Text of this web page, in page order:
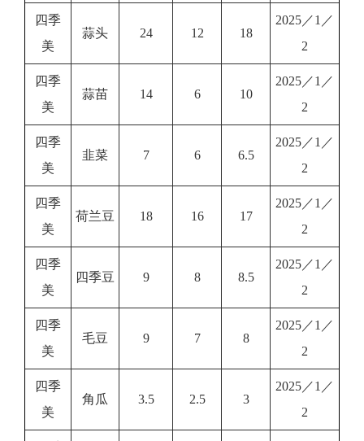
四季
美
蒜头 24 12 18
2025／1／
2
四季
美
蒜苗 14 6 10
2025／1／
2
四季
美
韭菜 7 6 6.5
2025／1／
2
四季
美
荷兰豆 18 16 17
2025／1／
2
四季
美
四季豆 9 8 8.5
2025／1／
2
四季
美
毛豆 9 7 8
2025／1／
2
四季
美
角瓜 3.5 2.5 3
2025／1／
2